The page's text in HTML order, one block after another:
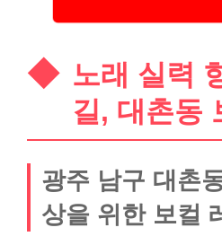
노래 실력
길, 대촌동
광주 남구 대촌
상을 위한 보컬